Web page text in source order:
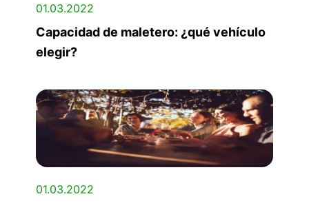
01.03.2022
Capacidad de maletero: ¿qué vehículo
elegir?
01.03.2022